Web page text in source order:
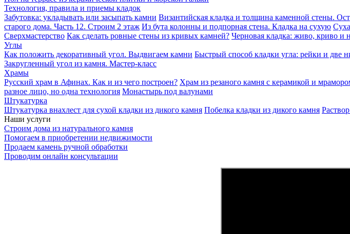
Технология, правила и приемы кладок
Забутовка: укладывать или засыпать камни Византийская кладка и толщина каменной стены.
старого дома. Часть 12. Строим 2 этаж Из бута колонны и подпорная стена. Кладка на сухую
Сверхмастерство Как сделать ровные стены из кривых камней? Черновая кладка: живо, криво и
Углы
Как положить декоративный угол. Выдвигаем камни Быстрый способ кладки угла: рейки и две
Закругленный угол из камня. Мастер-класс
Храмы
Русский храм в Афинах. Как и из чего построен? Храм из резаного камня c керамикой и
разное лицо, но одна технология Монастырь под валунами
Штукатурка
Штукатурка внахлест для сухой кладки из дикого камня Побелка кладки из дикого камня
Наши услуги
Строим дома из натурального камня
Помогаем в приобретении недвижимости
Продаем камень ручной обработки
Проводим онлайн консультации